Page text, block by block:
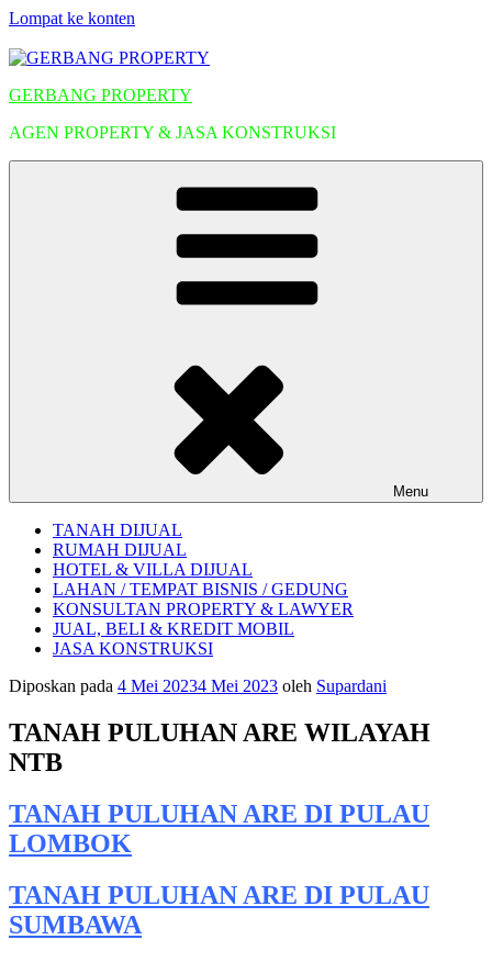
Lompat ke konten
GERBANG PROPERTY
AGEN PROPERTY & JASA KONSTRUKSI
Menu
TANAH DIJUAL
RUMAH DIJUAL
HOTEL & VILLA DIJUAL
LAHAN / TEMPAT BISNIS / GEDUNG
KONSULTAN PROPERTY & LAWYER
JUAL, BELI & KREDIT MOBIL
JASA KONSTRUKSI
Diposkan pada 4 Mei 20234 Mei 2023 oleh Supardani
TANAH PULUHAN ARE WILAYAH
NTB
TANAH PULUHAN ARE DI PULAU
LOMBOK
TANAH PULUHAN ARE DI PULAU
SUMBAWA